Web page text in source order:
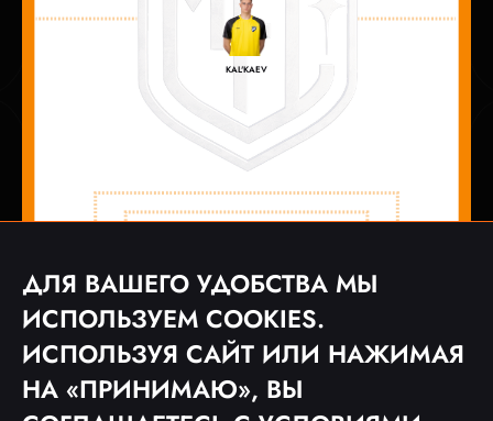
KAL'KAEV
ДЛЯ ВАШЕГО УДОБСТВА МЫ
ИСПОЛЬЗУЕМ COOKIES.
ИСПОЛЬЗУЯ САЙТ ИЛИ НАЖИМАЯ
НА «ПРИНИМАЮ», ВЫ